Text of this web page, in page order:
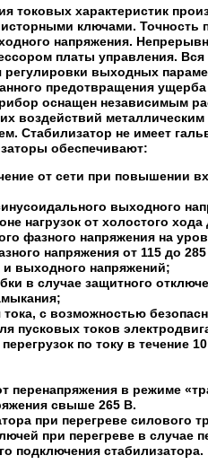
токовых характеристик
ключами. Точность
напряжения.
платы управления.
выходных
предотвращения ущерба
оснащен независимым
воздействий металлическим
Стабилизатор не имеет
обеспечивают:
от сети при повышении
выходного
нагрузок от холостого
фазного напряжения на
напряжения от 115 до
выходного напряжений;
в случае защитного
с возможностью
пусковых токов
по току в течение
перенапряжения в режиме
свыше 265 В.
при перегреве силового
при перегреве в случае
подключения стабилизатора.